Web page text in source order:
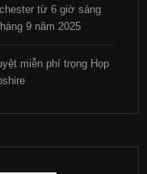
từ 6 giờ sáng
9 năm 2025
miễn phí trọng Họp